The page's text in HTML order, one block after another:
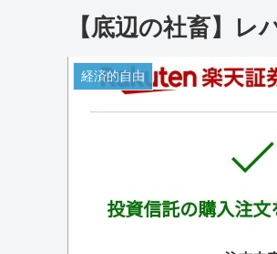
【底辺の社畜】
経済的自由